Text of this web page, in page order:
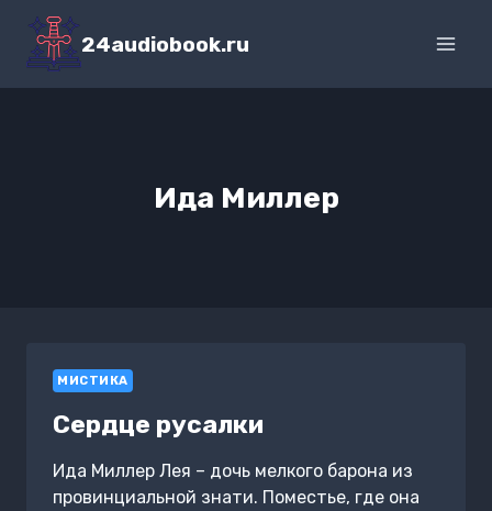
Перейти
содержимому
24audiobook.ru
Ида Миллер
МИСТИКА
Сердце русалки
Ида Миллер Лея – дочь мелкого барона из
провинциальной знати. Поместье, где она